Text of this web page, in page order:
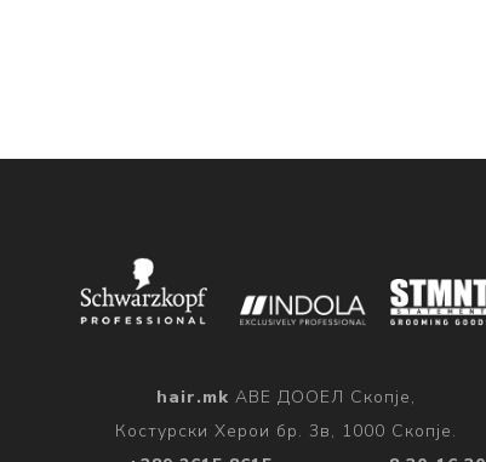
hair.mk АВЕ ДООЕЛ Скопје,
Костурски Херои бр. 3в, 1000 Скопје.